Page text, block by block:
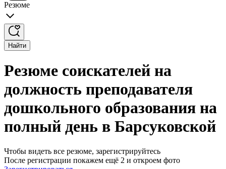
Резюме
Найти
Резюме соискателей на
должность преподавателя
дошкольного образования на
полный день в Барсуковской
Чтобы видеть все резюме, зарегистрируйтесь
После регистрации покажем ещё 2 и откроем фото